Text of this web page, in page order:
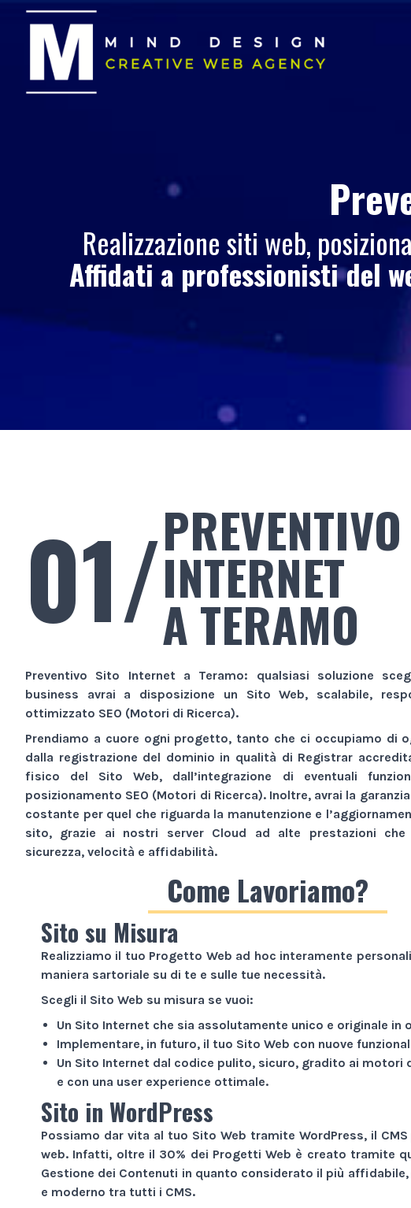
Realizzazione siti web,
Affidati a professionisti del
01/INTERNET
A TERAMO
Preventivo Sito Internet a Teramo: qualsiasi soluzione
business avrai a disposizione un Sito Web, scalabile,
ottimizzato SEO (Motori di Ricerca).
Prendiamo a cuore ogni progetto, tanto che ci occupiamo di
dalla registrazione del dominio in qualità di Registrar
fisico del Sito Web, dall’integrazione di eventuali
posizionamento SEO (Motori di Ricerca). Inoltre, avrai la
costante per quel che riguarda la manutenzione e
sito, grazie ai nostri server Cloud ad alte prestazioni che
sicurezza, velocità e affidabilità.
Come Lavoriamo?
Sito su Misura
Realizziamo il tuo Progetto Web ad hoc interamente
maniera sartoriale su di te e sulle tue necessità.
Scegli il Sito Web su misura se vuoi:
Un Sito Internet che sia assolutamente unico e originale in
Implementare, in futuro, il tuo Sito Web con nuove
Un Sito Internet dal codice pulito, sicuro, gradito ai motori
e con una user experience ottimale.
Sito in WordPress
Possiamo dar vita al tuo Sito Web tramite WordPress, il
web. Infatti, oltre il 30% dei Progetti Web è creato tramite
Gestione dei Contenuti in quanto considerato il più
e moderno tra tutti i CMS.